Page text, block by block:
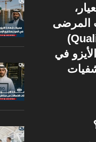
المرضى
وتعزيز سلامتهم. شركة كواليتي فيجن (Quality Vision)
في